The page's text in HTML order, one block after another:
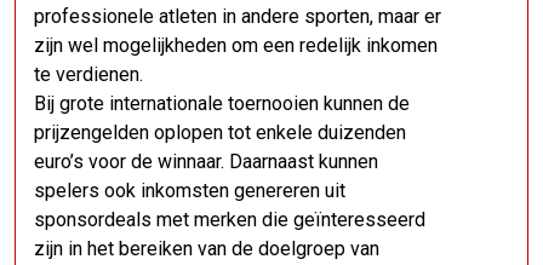
professionele atleten in andere sporten, maar er
zijn wel mogelijkheden om een redelijk inkomen
te verdienen.
Bij grote internationale toernooien kunnen de
prijzengelden oplopen tot enkele duizenden
euro’s voor de winnaar. Daarnaast kunnen
spelers ook inkomsten genereren uit
sponsordeals met merken die geïnteresseerd
zijn in het bereiken van de doelgroep van